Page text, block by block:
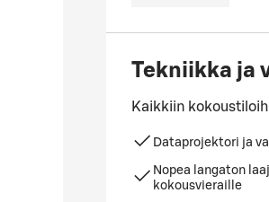
Tekniikka ja
Kaikkiin
Dataprojektori ja
Nopea langaton
kokousvieraille